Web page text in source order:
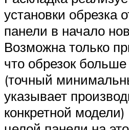
установки обрезка
панели в начало
Возможна только
что обрезок
(точный
указывает
конкретной